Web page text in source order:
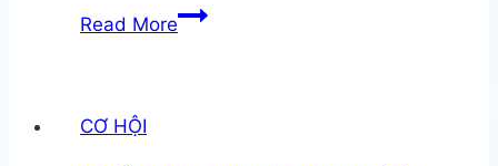
Read MoreSolarBK
CƠ HỘI